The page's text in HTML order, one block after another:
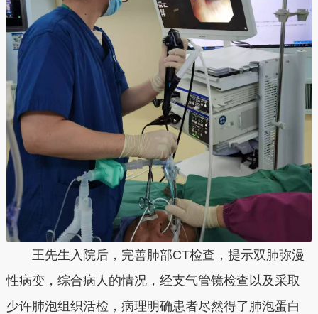
王先生入院后，完善肺部CT检查，提示双肺弥漫
性病变，综合病人的情况，经支气管镜检查以及采取
少许肺泡组织活检，病理明确患者尽然得了肺泡蛋白